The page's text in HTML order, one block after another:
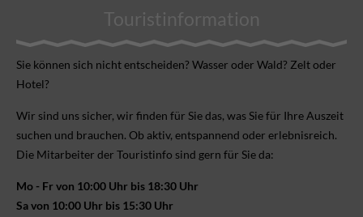
Touristinformation
Sie können sich nicht ent­scheiden? Wasser oder Wald? Zelt oder
Hotel?
Wir sind uns sicher, wir finden für Sie das, was Sie für Ihre Aus­zeit
suchen und brauchen. Ob aktiv, ent­spannend oder erlebnis­reich.
Die Mitarbeiter der Touristinfo sind gern für Sie da:
Mo - Fr von 10:00 Uhr bis 18:30 Uhr
Sa von 10:00 Uhr bis 15:30 Uhr